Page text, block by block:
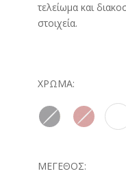
τελείωμα και
στοιχεία.
ΧΡΏΜΑ
ΜΈΓΕΘΟΣ